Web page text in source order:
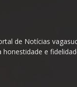
de Notícias
honestidade e